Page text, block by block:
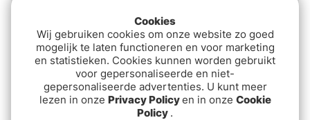
Cookies
Wij gebruiken cookies om onze website zo goed
mogelijk te laten functioneren en voor marketing
en statistieken. Cookies kunnen worden gebruikt
voor gepersonaliseerde en niet-
gepersonaliseerde advertenties. U kunt meer
lezen in onze Privacy Policyen in onze Cookie
Policy .